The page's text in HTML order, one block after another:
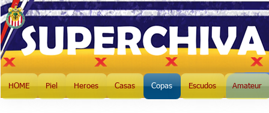
HOME Piel Heroes Casas Copas Escudos Amateur